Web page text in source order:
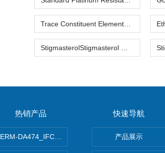
热销产品
ERM-DA474_IFCCC反应蛋白检测试剂
快速导航
产品展示